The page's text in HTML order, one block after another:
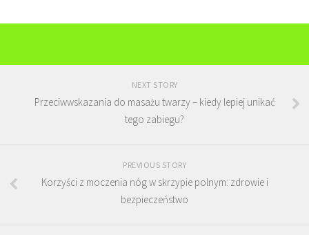
NEXT STORY
Przeciwwskazania do masażu twarzy – kiedy lepiej unikać
tego zabiegu?
PREVIOUS STORY
Korzyści z moczenia nóg w skrzypie polnym: zdrowie i
bezpieczeństwo